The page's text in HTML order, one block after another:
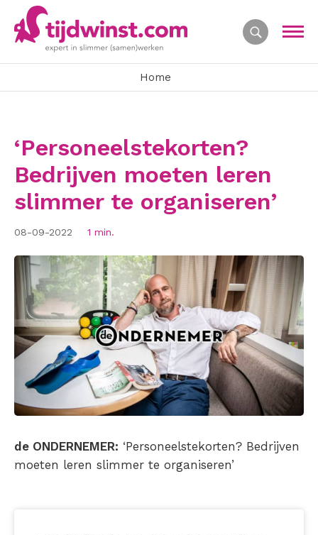
Home
‘Personeelstekorten?
Bedrijven moeten leren
slimmer te organiseren’
08-09-2022 1 min.
de ONDERNEMER: ‘Personeelstekorten? Bedrijven
moeten leren slimmer te organiseren’